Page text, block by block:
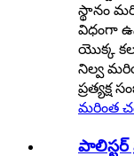
స్థానం
విధంగా
యొక్క
నిల్వ
ప్రత్యక్ష
మరింత